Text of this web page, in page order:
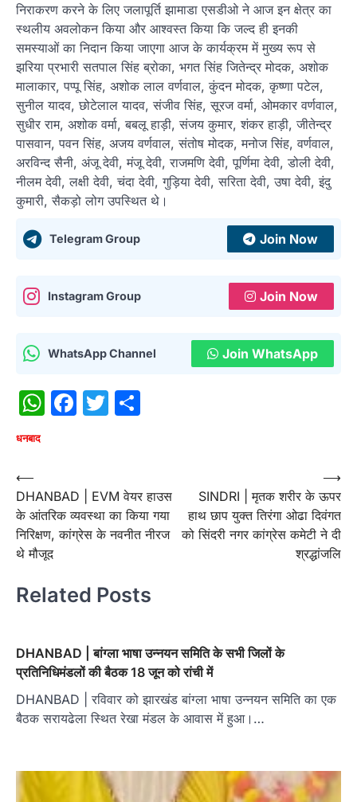
निराकरण करने के लिए जलापूर्ति झामाडा एसडीओ ने आज इन क्षेत्र का
स्थलीय अवलोकन किया और आश्वस्त किया कि जल्द ही इनकी
समस्याओं का निदान किया जाएगा आज के कार्यक्रम में मुख्य रूप से
झरिया प्रभारी सतपाल सिंह ब्रोका, भगत सिंह जितेन्द्र मोदक, अशोक
मालाकार, पप्पू सिंह, अशोक लाल वर्णवाल, कुंदन मोदक, कृष्णा पटेल,
सुनील यादव, छोटेलाल यादव, संजीव सिंह, सूरज वर्मा, ओमकार वर्णवाल,
सुधीर राम, अशोक वर्मा, बबलू हाड़ी, संजय कुमार, शंकर हाड़ी, जीतेन्द्र
पासवान, पवन सिंह, अजय वर्णवाल, संतोष मोदक, मनोज सिंह, वर्णवाल,
अरविन्द सैनी, अंजू देवी, मंजू देवी, राजमणि देवी, पूर्णिमा देवी, डोली देवी,
नीलम देवी, लक्षी देवी, चंदा देवी, गुड़िया देवी, सरिता देवी, उषा देवी, इंदु
कुमारी, सैकड़ो लोग उपस्थित थे।
Telegram Group Join Now
Instagram Group Join Now
WhatsApp Channel Join WhatsApp
WhatsApp
Facebook
Twitter
धनबाद
Post
navigation
⟵
DHANBAD | EVM वेयर हाउस
के आंतरिक व्यवस्था का किया गया
निरिक्षण, कांग्रेस के नवनीत नीरज
थे मौजूद
SINDRI | मृतक शरीर के ऊपर
हाथ छाप युक्त तिरंगा ओढा दिवंगत
को सिंदरी नगर कांग्रेस कमेटी ने दी
श्रद्धांजलि
⟶
Related Posts
DHANBAD | बांग्ला भाषा उन्नयन समिति के सभी जिलों के
प्रतिनिधिमंडलों की बैठक 18 जून को रांची में
DHANBAD | रविवार को झारखंड बांग्ला भाषा उन्नयन समिति का एक
बैठक सरायढेला स्थित रेखा मंडल के आवास में हुआ।…